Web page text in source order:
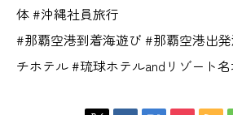
体 #沖縄社員旅行
#那覇空港到着海遊び #那覇空港出
チホテル #琉球ホテルandリゾート